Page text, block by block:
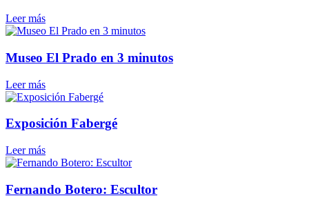
Leer más
Museo El Prado en 3 minutos
Leer más
Exposición Fabergé
Leer más
Fernando Botero: Escultor